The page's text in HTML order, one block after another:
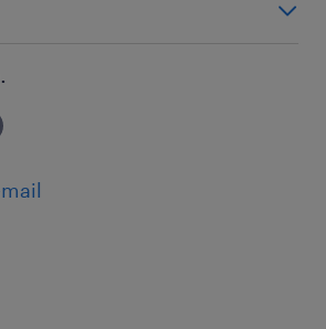
- Participer activement
au sein de l'établissement
de l'offre pour ce poste :